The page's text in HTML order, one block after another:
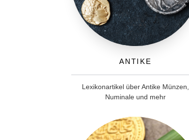
Antike
Lexikonartikel über Antike Münzen,
Numinale und mehr